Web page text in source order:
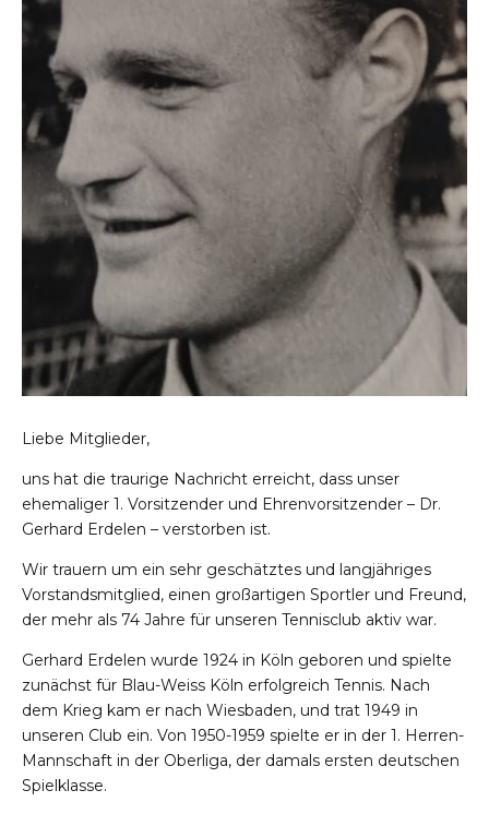
Liebe Mitglieder,
uns hat die traurige Nachricht erreicht, dass unser
ehemaliger 1. Vorsitzender und Ehrenvorsitzender – Dr.
Gerhard Erdelen – verstorben ist.
Wir trauern um ein sehr geschätztes und langjähriges
Vorstandsmitglied, einen großartigen Sportler und Freund,
der mehr als 74 Jahre für unseren Tennisclub aktiv war.
Gerhard Erdelen wurde 1924 in Köln geboren und spielte
zunächst für Blau-Weiss Köln erfolgreich Tennis. Nach
dem Krieg kam er nach Wiesbaden, und trat 1949 in
unseren Club ein. Von 1950-1959 spielte er in der 1. Herren-
Mannschaft in der Oberliga, der damals ersten deutschen
Spielklasse.